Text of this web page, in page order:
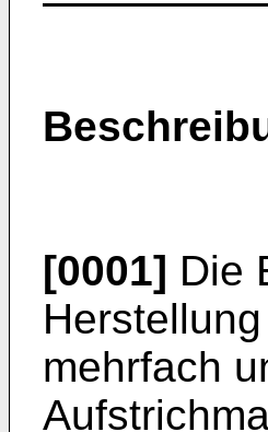
[0001] Die
mehrfach